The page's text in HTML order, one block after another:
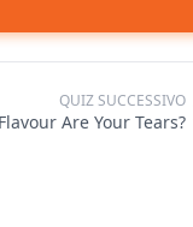
QUIZ SUCCESSIVO
Are Your Tears?